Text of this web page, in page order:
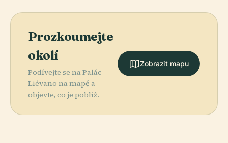
Prozkoumejte
okolí
Podívejte se na Palác
Liévano na mapě a
objevte, co je poblíž.
Zobrazit mapu